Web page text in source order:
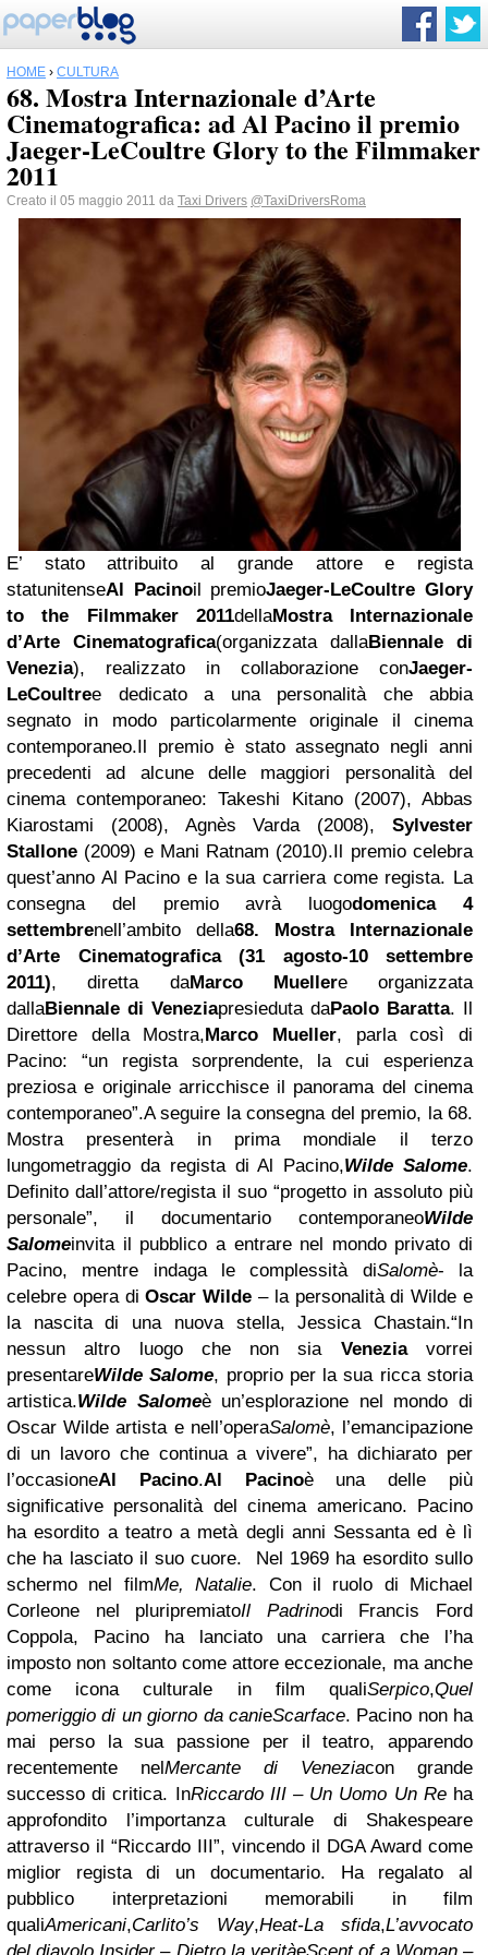
HOME › CULTURA
68. Mostra Internazionale d’Arte
Cinematografica: ad Al Pacino il premio
Jaeger-LeCoultre Glory to the Filmmaker
2011
Creato il 05 maggio 2011 da Taxi Drivers @TaxiDriversRoma
E’ stato attribuito al grande attore e regista
statunitenseAl Pacinoil premioJaeger-LeCoultre Glory
to the Filmmaker 2011dellaMostra Internazionale
d’Arte Cinematografica(organizzata dallaBiennale di
Venezia), realizzato in collaborazione conJaeger-
LeCoultree dedicato a una personalità che abbia
segnato in modo particolarmente originale il cinema
contemporaneo.Il premio è stato assegnato negli anni
precedenti ad alcune delle maggiori personalità del
cinema contemporaneo: Takeshi Kitano (2007), Abbas
Kiarostami (2008), Agnès Varda (2008), Sylvester
Stallone (2009) e Mani Ratnam (2010).Il premio celebra
quest’anno Al Pacino e la sua carriera come regista. La
consegna del premio avrà luogodomenica 4
settembrenell’ambito della68. Mostra Internazionale
d’Arte Cinematografica (31 agosto-10 settembre
2011), diretta daMarco Muellere organizzata
dallaBiennale di Veneziapresieduta daPaolo Baratta. Il
Direttore della Mostra,Marco Mueller, parla così di
Pacino: “un regista sorprendente, la cui esperienza
preziosa e originale arricchisce il panorama del cinema
contemporaneo”.A seguire la consegna del premio, la 68.
Mostra presenterà in prima mondiale il terzo
lungometraggio da regista di Al Pacino,Wilde Salome.
Definito dall’attore/regista il suo “progetto in assoluto più
personale”, il documentario contemporaneoWilde
Salomeinvita il pubblico a entrare nel mondo privato di
Pacino, mentre indaga le complessità diSalomè- la
celebre opera diOscar Wilde – la personalità di Wilde e
la nascita di una nuova stella, Jessica Chastain.“In
nessun altro luogo che non sia Veneziavorrei
presentareWilde Salome, proprio per la sua ricca storia
artistica.Wilde Salomeè un’esplorazione nel mondo di
Oscar Wilde artista e nell’operaSalomè, l’emancipazione
di un lavoro che continua a vivere”, ha dichiarato per
l’occasioneAl Pacino.Al Pacinoè una delle più
significative personalità del cinema americano. Pacino
ha esordito a teatro a metà degli anni Sessanta ed è lì
che ha lasciato il suo cuore. Nel 1969 ha esordito sullo
schermo nel filmMe, Natalie. Con il ruolo di Michael
Corleone nel pluripremiatoIl Padrinodi Francis Ford
Coppola, Pacino ha lanciato una carriera che l’ha
imposto non soltanto come attore eccezionale, ma anche
come icona culturale in film qualiSerpico,Quel
pomeriggio di un giorno da canieScarface. Pacino non ha
mai perso la sua passione per il teatro, apparendo
recentemente nelMercante di Veneziacon grande
successo di critica. InRiccardo III – Un Uomo Un Reha
approfondito l’importanza culturale di Shakespeare
attraverso il “Riccardo III”, vincendo il DGA Award come
miglior regista di un documentario. Ha regalato al
pubblico interpretazioni memorabili in film
qualiAmericani,Carlito’s Way,Heat-La sfida,L’avvocato